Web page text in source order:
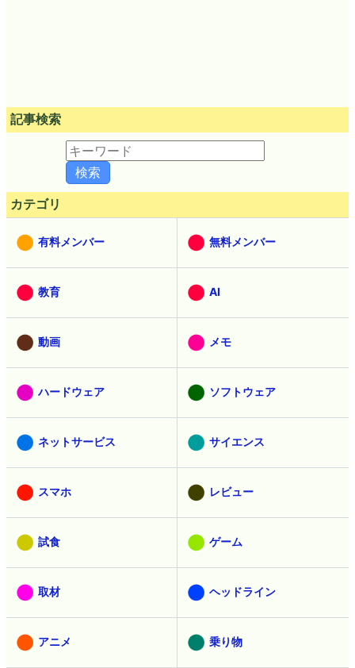
記事検索
カテゴリ
有料メンバー 無料メンバー
教育 AI
動画 メモ
ハードウェア ソフトウェア
ネットサービス サイエンス
スマホ レビュー
試食 ゲーム
取材 ヘッドライン
アニメ 乗り物